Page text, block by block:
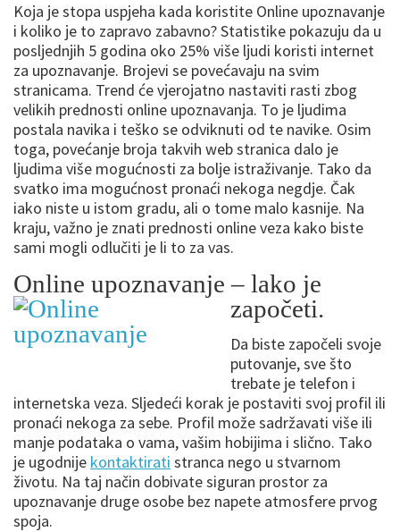
Koja je stopa uspjeha kada koristite Online upoznavanje
i koliko je to zapravo zabavno? Statistike pokazuju da u
posljednjih 5 godina oko 25% više ljudi koristi internet
za upoznavanje. Brojevi se povećavaju na svim
stranicama. Trend će vjerojatno nastaviti rasti zbog
velikih prednosti online upoznavanja. To je ljudima
postala navika i teško se odviknuti od te navike. Osim
toga, povećanje broja takvih web stranica dalo je
ljudima više mogućnosti za bolje istraživanje. Tako da
svatko ima mogućnost pronaći nekoga negdje. Čak
iako niste u istom gradu, ali o tome malo kasnije. Na
kraju, važno je znati prednosti online veza kako biste
sami mogli odlučiti je li to za vas.
Online upoznavanje – lako je
započeti.
Da biste započeli svoje
putovanje, sve što
trebate je telefon i
internetska veza. Sljedeći korak je postaviti svoj profil ili
pronaći nekoga za sebe. Profil može sadržavati više ili
manje podataka o vama, vašim hobijima i slično. Tako
je ugodnije kontaktirati stranca nego u stvarnom
životu. Na taj način dobivate siguran prostor za
upoznavanje druge osobe bez napete atmosfere prvog
spoja.